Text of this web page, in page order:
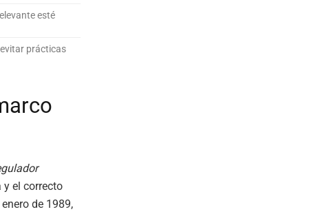
esté
prácticas
y el correcto
de 1989,